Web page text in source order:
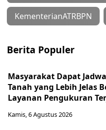
KementerianATRBPN
Berita Populer
Masyarakat Dapat
Tanah yang Lebih Jelas
Layanan Pengukuran
Kamis, 6 Agustus 2026